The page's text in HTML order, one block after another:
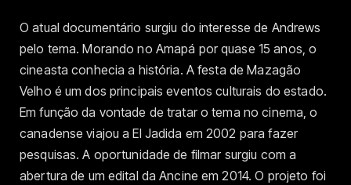
O atual documentário surgiu do interesse de Andrews
pelo tema. Morando no Amapá por quase 15 anos, o
cineasta conhecia a história. A festa de Mazagão
Velho é um dos principais eventos culturais do estado.
Em função da vontade de tratar o tema no cinema, o
canadense viajou a El Jadida em 2002 para fazer
pesquisas. A oportunidade de filmar surgiu com a
abertura de um edital da Ancine em 2014. O projeto foi